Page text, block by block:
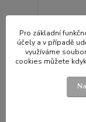
Pro základní
účely a v případě
využíváme
cookies můžete